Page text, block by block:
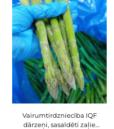
Vairumtirdzniecība IQF
dārzeņi, sasaldēti zaļie